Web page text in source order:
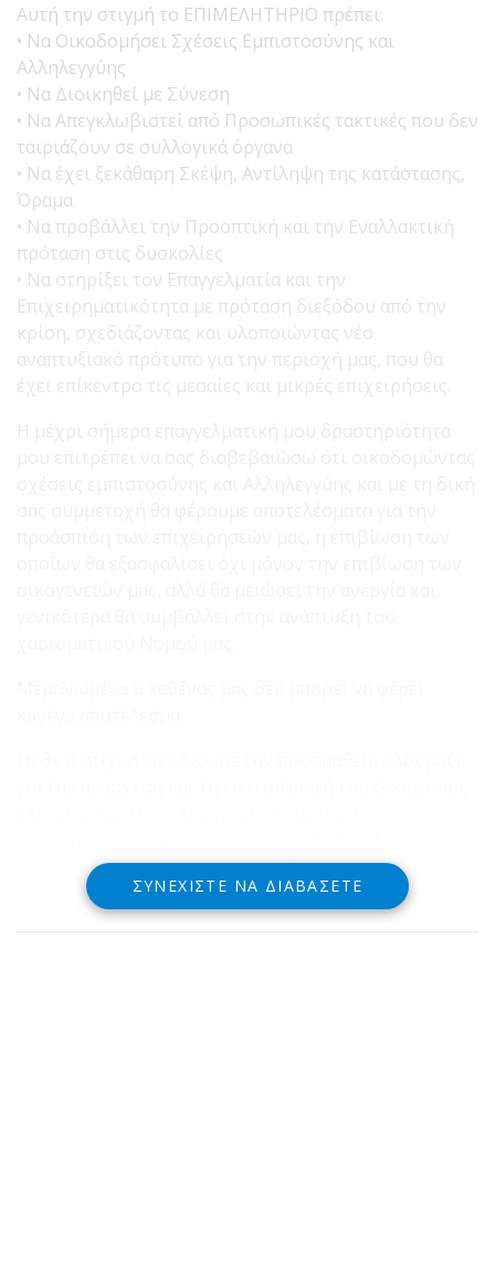
Αυτή την στιγμή το ΕΠΙΜΕΛΗΤΗΡΙΟ πρέπει:
• Να Οικοδομήσει Σχέσεις Εμπιστοσύνης και
Αλληλεγγύης
• Να Διοικηθεί με Σύνεση
• Να Απεγκλωβιστεί από Προσωπικές τακτικές που δεν
ταιριάζουν σε συλλογικά όργανα
• Να έχει ξεκάθαρη Σκέψη, Αντίληψη της κατάστασης,
Όραμα
• Να προβάλλει την Προοπτική και την Εναλλακτική
πρόταση στις δυσκολίες
• Να στηρίξει τον Επαγγελματία και την
Επιχειρηματικότητα με πρόταση διεξόδου από την
κρίση, σχεδιάζοντας και υλοποιώντας νέο
αναπτυξιακό πρότυπο για την περιοχή μας, που θα
έχει επίκεντρο τις μεσαίες και μικρές επιχειρήσεις.
συλλογικότητα και κυρίως στις δικές μας δυνάμεις.
ΣΥΝΕΧΊΣΤΕ ΝΑ ΔΙΑΒΆΣΕΤΕ